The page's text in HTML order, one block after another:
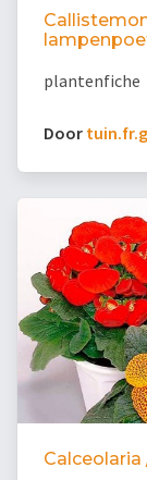
plantenfiche
Door